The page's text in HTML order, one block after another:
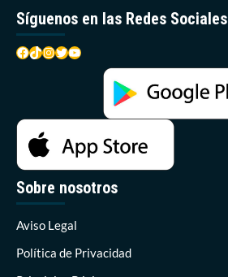
Síguenos en las Redes Sociales
Facebook
TikTok
Instagram
Twitter
YouTube
Sobre nosotros
Aviso Legal
Política de Privacidad